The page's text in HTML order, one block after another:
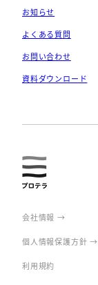
お知らせ
よくある質問
お問い合わせ
資料ダウンロード
prote
rra
会社情報 →
個人情報保護方針 →
利用規約